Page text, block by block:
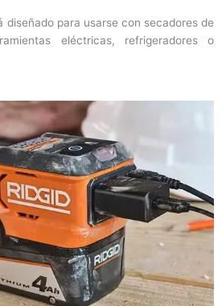
diseñado para usarse con secadores de
eléctricas, refrigeradores o